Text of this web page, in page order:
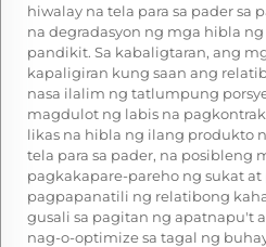
hiwalay na tela para sa pader
na degradasyon ng mga hibla
pandikit. Sa kabaligtaran, ang
kapaligiran kung saan ang
nasa ilalim ng tatlumpung
magdulot ng labis na
likas na hibla ng ilang produkto
tela para sa pader, na posibleng
pagkakapare-pareho ng sukat
pagpapanatili ng relatibong
gusali sa pagitan ng apatnapu't
nag-o-optimize sa tagal ng